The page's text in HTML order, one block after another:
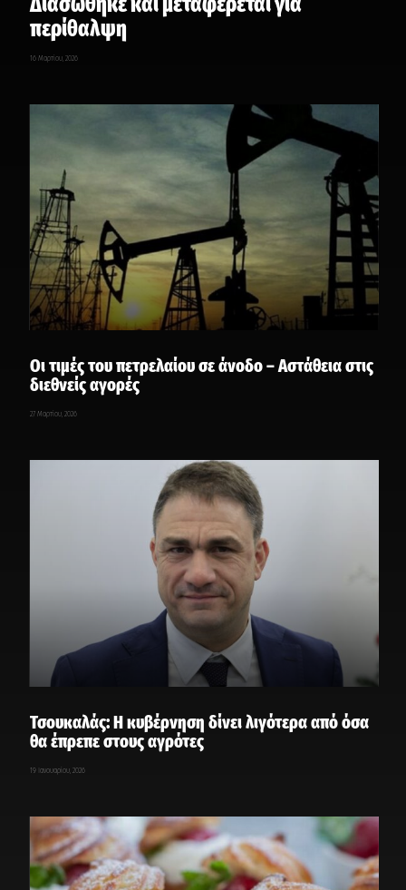
περίθαλψη
16 Μαρτίου, 2026
Οι τιμές του πετρελαίου σε άνοδο – Αστάθεια στις
διεθνείς αγορές
27 Μαρτίου, 2026
Τσουκαλάς: Η κυβέρνηση δίνει λιγότερα από όσα
θα έπρεπε στους αγρότες
19 Ιανουαρίου, 2026